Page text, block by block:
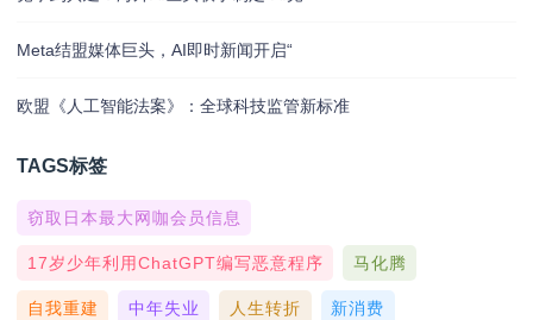
Meta结盟媒体巨头，AI即时新闻开启“
欧盟《人工智能法案》：全球科技监管新标准
TAGS标签
窃取日本最大网咖会员信息
17岁少年利用ChatGPT编写恶意程序 马化腾
自我重建 中年失业 人生转折 新消费